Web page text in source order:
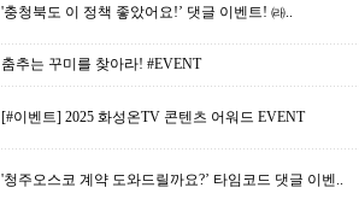
'충청북도 이 정책 좋았어요!’ 댓글 이벤트! ㈑..
춤추는 꾸미를 찾아라! #EVENT
[#이벤트] 2025 화성온TV 콘텐츠 어워드 EVENT
'청주오스코 계약 도와드릴까요?’ 타임코드 댓글 이벤..